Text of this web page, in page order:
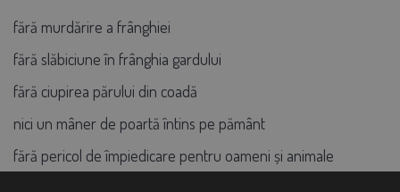
fără murdărire a frânghiei
fără slăbiciune în frânghia gardului
fără ciupirea părului din coadă
nici un mâner de poartă întins pe pământ
fără pericol de împiedicare pentru oameni și animale